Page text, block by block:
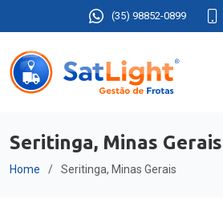
(35) 98852-0899
Seritinga, Minas Gerais
Home Seritinga, Minas Gerais